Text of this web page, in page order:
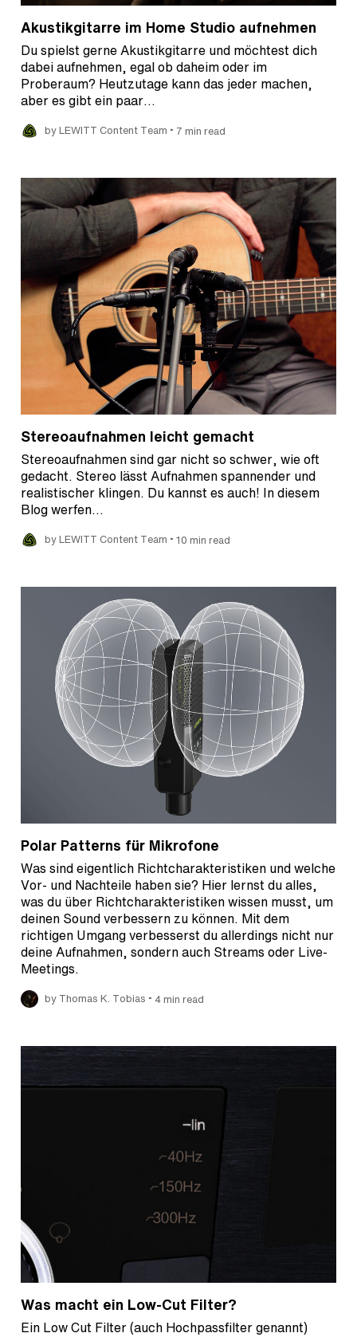
Akustikgitarre im Home Studio aufnehmen
Du spielst gerne Akustikgitarre und möchtest dich
dabei aufnehmen, egal ob daheim oder im
Proberaum? Heutzutage kann das jeder machen,
aber es gibt ein paar…
by LEWITT Content Team • 7 min read
Stereoaufnahmen leicht gemacht
Stereoaufnahmen sind gar nicht so schwer, wie oft
gedacht. Stereo lässt Aufnahmen spannender und
realistischer klingen. Du kannst es auch! In diesem
Blog werfen…
by LEWITT Content Team • 10 min read
Polar Patterns für Mikrofone
Was sind eigentlich Richtcharakteristiken und welche
Vor- und Nachteile haben sie? Hier lernst du alles,
was du über Richtcharakteristiken wissen musst, um
deinen Sound verbessern zu können. Mit dem
richtigen Umgang verbesserst du allerdings nicht nur
deine Aufnahmen, sondern auch Streams oder Live-
Meetings.
by Thomas K. Tobias • 4 min read
Was macht ein Low-Cut Filter?
Ein Low Cut Filter (auch Hochpassfilter genannt)